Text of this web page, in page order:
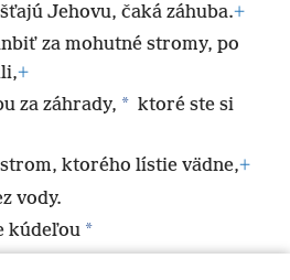
Jehovu, čaká záhuba.+
za mohutné stromy, po
+
za záhrady, * ktoré ste si
ktorého lístie vädne,+
vody.
kúdeľou *